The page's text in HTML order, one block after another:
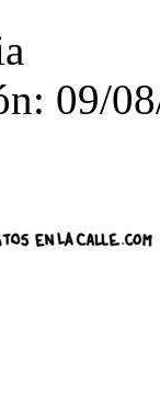
09/